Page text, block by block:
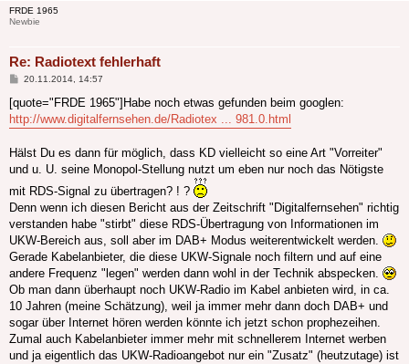
FRDE 1965
Newbie
Re: Radiotext fehlerhaft
Beitrag
20.11.2014, 14:57
[quote="FRDE 1965"]Habe noch etwas gefunden beim googlen:
http://www.digitalfernsehen.de/Radiotex ... 981.0.html
Hälst Du es dann für möglich, dass KD vielleicht so eine Art "Vorreiter"
und u. U. seine Monopol-Stellung nutzt um eben nur noch das Nötigste
mit RDS-Signal zu übertragen? ! ?
Denn wenn ich diesen Bericht aus der Zeitschrift "Digitalfernsehen" richtig
verstanden habe "stirbt" diese RDS-Übertragung von Informationen im
UKW-Bereich aus, soll aber im DAB+ Modus weiterentwickelt werden.
Gerade Kabelanbieter, die diese UKW-Signale noch filtern und auf eine
andere Frequenz "legen" werden dann wohl in der Technik abspecken.
Ob man dann überhaupt noch UKW-Radio im Kabel anbieten wird, in ca.
10 Jahren (meine Schätzung), weil ja immer mehr dann doch DAB+ und
sogar über Internet hören werden könnte ich jetzt schon prophezeihen.
Zumal auch Kabelanbieter immer mehr mit schnellerem Internet werben
und ja eigentlich das UKW-Radioangebot nur ein "Zusatz" (heutzutage) ist